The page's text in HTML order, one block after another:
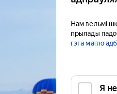
Нам вельмі
прылады
гэта магло
Я